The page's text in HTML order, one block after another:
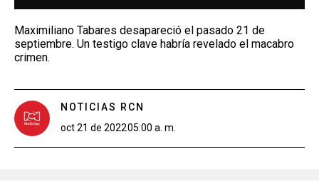
Maximiliano Tabares desapareció el pasado 21 de
septiembre. Un testigo clave habría revelado el macabro
crimen.
NOTICIAS RCN
oct 21 de 202205:00 a. m.